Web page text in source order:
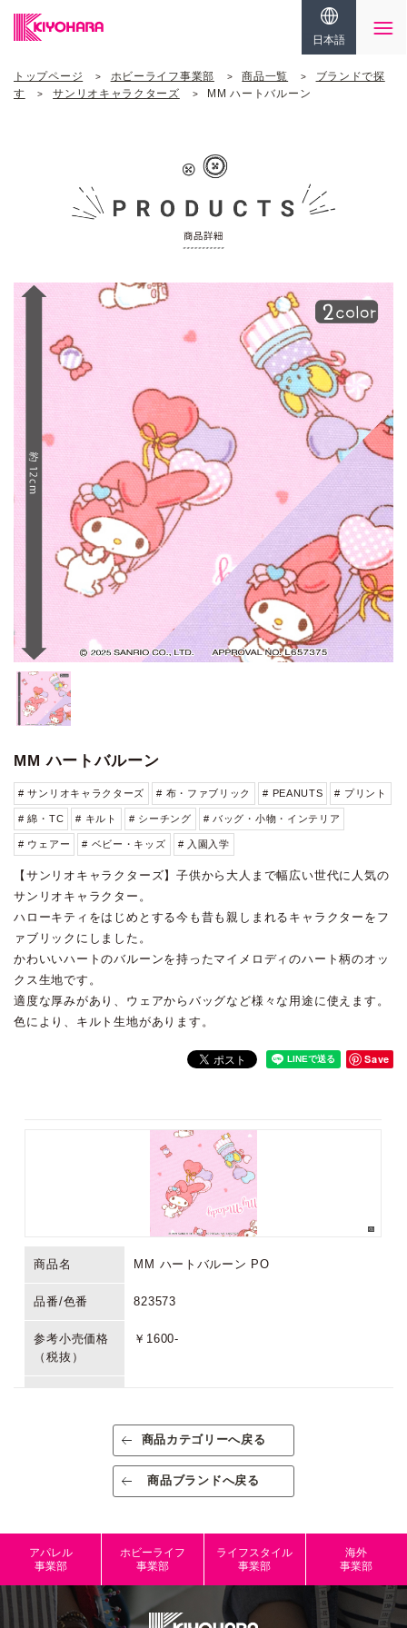
日本語
トップページ ホビーライフ事業部 商品一覧
ブランドで探
す
サンリオキャラクターズ MM ハートバルーン
MM ハートバルーン
# サンリオキャラクターズ # 布・ファブリック # PEANUTS # プリント
# 綿・TC # キルト # シーチング # バッグ・小物・インテリア
# ウェアー # ベビー・キッズ # 入園入学
【サンリオキャラクターズ】子供から大人まで幅広い世代に人気の
サンリオキャラクター。
ハローキティをはじめとする今も昔も親しまれるキャラクターをフ
ァブリックにしました。
かわいいハートのバルーンを持ったマイメロディのハート柄のオッ
クス生地です。
適度な厚みがあり、ウェアからバッグなど様々な用途に使えます。
色により、キルト生地があります。
Save
商品名 MM ハートバルーン PO
品番/色番 823573
参考小売価格
（税抜）
￥1600-
綿100％
出荷単位:1反
イズ
本体サイズ
商品カテゴリーへ戻る
商品ブランドへ戻る
アパレル
事業部
ホビーライフ
事業部
ライフスタイル
事業部
海外
事業部